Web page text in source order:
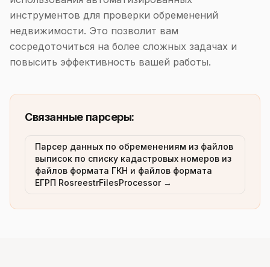
инструментов для проверки обременений
недвижимости. Это позволит вам
сосредоточиться на более сложных задачах и
повысить эффективность вашей работы.
Связанные парсеры:
Парсер данных по обременениям из файлов
выписок по списку кадастровых номеров из
файлов формата ГКН и файлов формата
ЕГРП RosreestrFilesProcessor →